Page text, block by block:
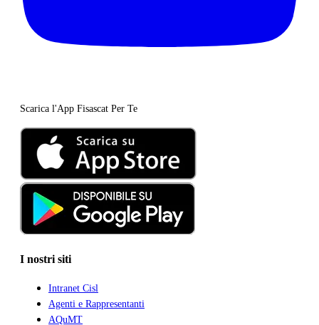
Scarica l'App Fisascat Per Te
I nostri siti
Intranet Cisl
Agenti e Rappresentanti
AQuMT